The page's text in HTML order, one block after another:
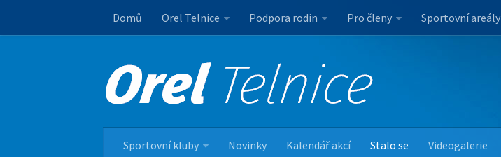
Domů Orel Telnice Podpora rodin Pro členy Sportovní areály
Sportovní kluby Novinky Kalendář akcí Stalo se Videogalerie